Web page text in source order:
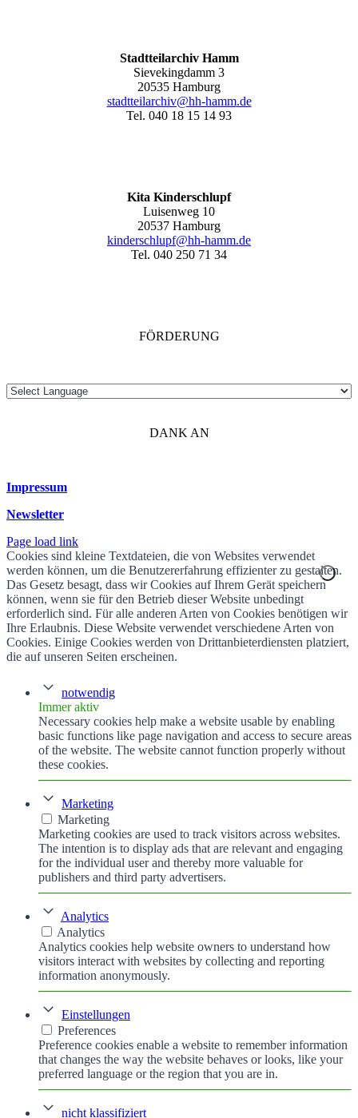
Stadtteilarchiv Hamm
Sievekingdamm 3
20535 Hamburg
stadtteilarchiv@hh-hamm.de
Tel. 040 18 15 14 93
Kita Kinderschlupf
Luisenweg 10
20537 Hamburg
kinderschlupf@hh-hamm.de
Tel. 040 250 71 34
FÖRDERUNG
DANK AN
Impressum
Newsletter
Page load link
Cookies sind kleine Textdateien, die von Websites verwendet
werden können, um die Benutzererfahrung effizienter zu gestalten.
Das Gesetz besagt, dass wir Cookies auf Ihrem Gerät speichern
können, wenn sie für den Betrieb dieser Website unbedingt
erforderlich sind. Für alle anderen Arten von Cookies benötigen wir
Ihre Erlaubnis. Diese Website verwendet verschiedene Arten von
Cookies. Einige Cookies werden von Drittanbieterdiensten platziert,
die auf unseren Seiten erscheinen.
notwendig
Immer aktiv
Necessary cookies help make a website usable by enabling
basic functions like page navigation and access to secure areas
of the website. The website cannot function properly without
these cookies.
Marketing
Marketing
Marketing cookies are used to track visitors across websites.
The intention is to display ads that are relevant and engaging
for the individual user and thereby more valuable for
publishers and third party advertisers.
Analytics
Analytics
Analytics cookies help website owners to understand how
visitors interact with websites by collecting and reporting
information anonymously.
Einstellungen
Preferences
Preference cookies enable a website to remember information
that changes the way the website behaves or looks, like your
preferred language or the region that you are in.
nicht klassifiziert